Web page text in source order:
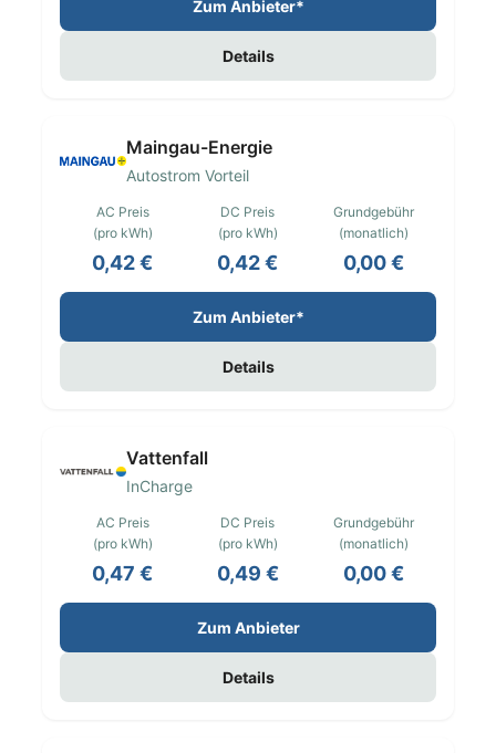
Zum Anbieter*
Details
Maingau-Energie
Autostrom Vorteil
AC Preis
(pro kWh)
0,42 €
DC Preis
(pro kWh)
0,42 €
Grundgebühr
(monatlich)
0,00 €
Zum Anbieter*
Details
Vattenfall
InCharge
AC Preis
(pro kWh)
0,47 €
DC Preis
(pro kWh)
0,49 €
Grundgebühr
(monatlich)
0,00 €
Zum Anbieter
Details